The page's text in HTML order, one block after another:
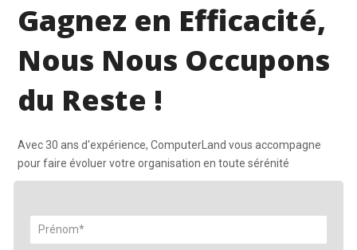
Gagnez en Efficacité,
Nous Nous Occupons
du Reste !
Avec 30 ans d'expérience, ComputerLand vous accompagne
pour faire évoluer votre organisation en toute sérénité